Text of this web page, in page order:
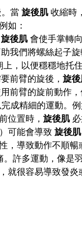
當 旋後肌收縮時
如：
旋後肌會使手掌轉
助我們將螺絲起子
，以便穩穩地托住
前臂的旋後， 旋
用前臂的旋前動作
成精細的運動。例
位置時， 旋後肌必
可能會導致 旋後肌
，導致動作不順暢
許多運動，像是
就很容易導致發炎